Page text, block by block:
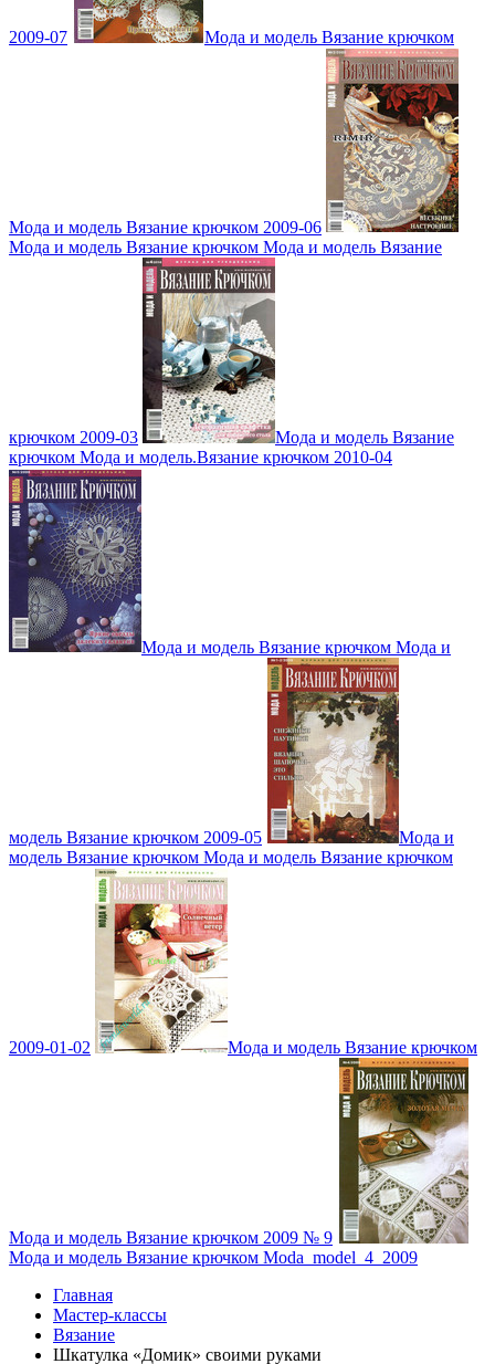
2009-07 Мода и модель Вязание крючком
Мода и модель Вязание крючком 2009-06
Мода и модель Вязание крючком Мода и модель Вязание
крючком 2009-03
Мода и модель Вязание
крючком Мода и модель.Вязание крючком 2010-04
Мода и модель Вязание крючком Мода и
модель Вязание крючком 2009-05
Мода и
модель Вязание крючком Мода и модель Вязание крючком
2009-01-02 Мода и модель Вязание крючком
Мода и модель Вязание крючком 2009 № 9
Мода и модель Вязание крючком Moda_model_4_2009
Главная
Мастер-классы
Вязание
Шкатулка «Домик» своими руками